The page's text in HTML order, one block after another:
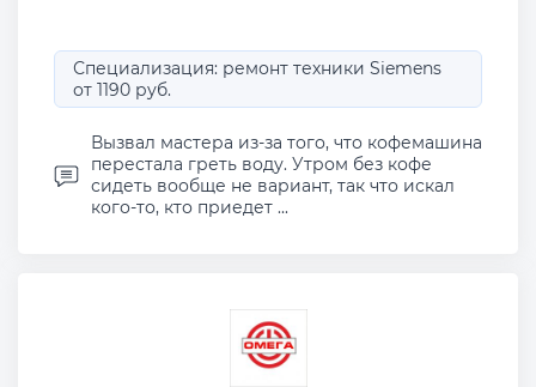
Специализация: ремонт техники Siemens
от 1190 руб.
Вызвал мастера из-за того, что кофемашина
перестала греть воду. Утром без кофе
сидеть вообще не вариант, так что искал
кого-то, кто приедет ...